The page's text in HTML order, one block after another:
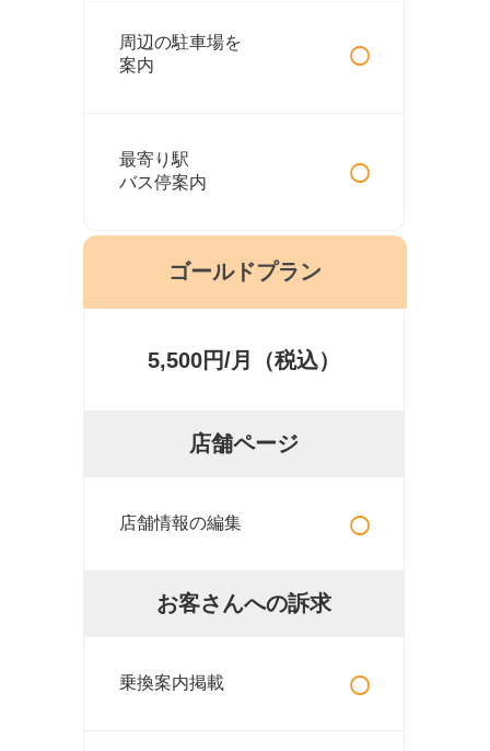
周辺の駐車場を
案内
○
最寄り駅
バス停案内
○
ゴールドプラン
5,500円/月（税込）
店舗ページ
店舗情報の編集 ○
お客さんへの訴求
乗換案内掲載 ○